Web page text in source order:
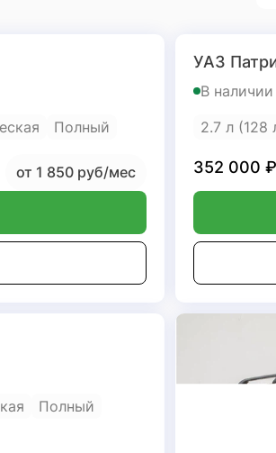
Полный
от 1 850 руб/мес
УАЗ
В наличии
2.7 л (128
352 000
Полный